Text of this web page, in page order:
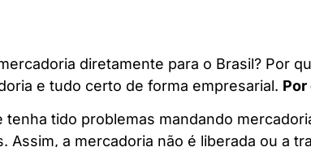
diretamente para o Brasil? Por
e tudo certo de forma empresarial. Por
tido problemas mandando
Assim, a mercadoria não é liberada ou a